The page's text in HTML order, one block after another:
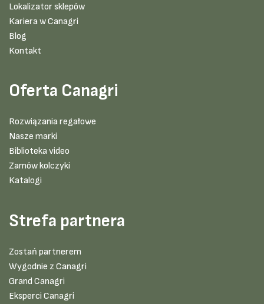
Lokalizator sklepów
Kariera w Canagri
Blog
Kontakt
Oferta Canagri
Rozwiązania regałowe
Nasze marki
Biblioteka video
Zamów kolczyki
Katalogi
Strefa partnera
Zostań partnerem
Wygodnie z Canagri
Grand Canagri
Eksperci Canagri